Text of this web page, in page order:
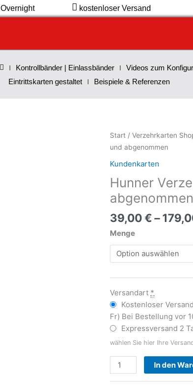
Overnight kostenloser Versand
Kontrollbänder | Einlassbänder Videos zum
Eintrittskarten gestaltet
Beispiele & Referenzen
Start / Verzehrkarten
und abgenommen
Kundenkarten
Hunner
abgenommen
39,00€ –
Menge
Versandart *
Kostenloser
Fr) Bei Bestellung vor
Expressversand 2
wählen Sie hier Ihre
Hunner
Verzehrkarte
gestaltet
und
abgenommen
Menge
In den